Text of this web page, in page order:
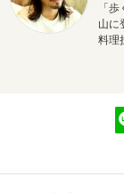
「
山に
料理